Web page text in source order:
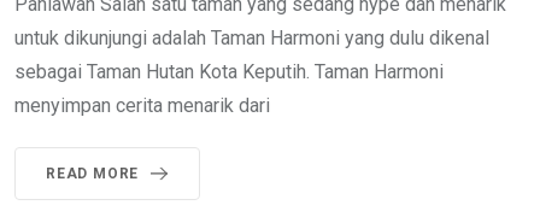
Pahlawan Salah satu taman yang sedang hype dan menarik
untuk dikunjungi adalah Taman Harmoni yang dulu dikenal
sebagai Taman Hutan Kota Keputih. Taman Harmoni
menyimpan cerita menarik dari
READ MORE